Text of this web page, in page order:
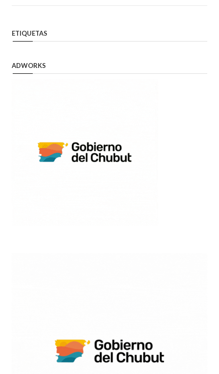
ETIQUETAS
ADWORKS